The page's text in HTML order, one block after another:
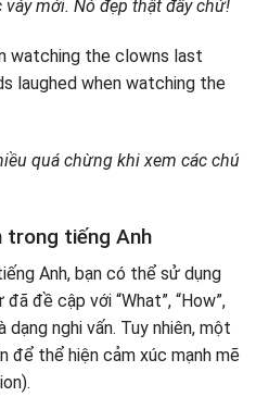
mới. Nó đẹp thật đấy chứ!
watching the clowns last
laughed when watching the
quá chừng khi xem các chú
trong tiếng Anh
Anh, bạn có thể sử dụng
đề cập với “What”, “How”,
dạng nghi vấn. Tuy nhiên, một
để thể hiện cảm xúc mạnh mẽ